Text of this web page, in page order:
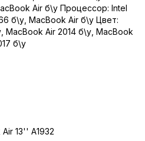
Air б\у Процессор: Intel
б\у MacBook Air б\у Цвет:
MacBook Air 2014 б\у MacBook
б\у
13'' A1932